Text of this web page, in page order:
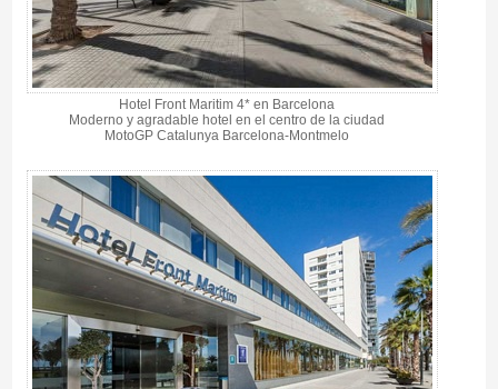
Hotel Front Maritim 4* en Barcelona
Moderno y agradable hotel en el centro de la ciudad
MotoGP Catalunya Barcelona-Montmelo